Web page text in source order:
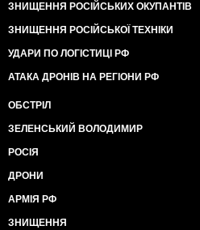
ЗНИЩЕННЯ РОСІЙСЬКИХ ОКУПАНТІВ
ЗНИЩЕННЯ РОСІЙСЬКОЇ ТЕХНІКИ
УДАРИ ПО ЛОГІСТИЦІ РФ
АТАКА ДРОНІВ НА РЕГІОНИ РФ
ОБСТРІЛ
ЗЕЛЕНСЬКИЙ ВОЛОДИМИР
РОСІЯ
ДРОНИ
АРМІЯ РФ
ЗНИЩЕННЯ